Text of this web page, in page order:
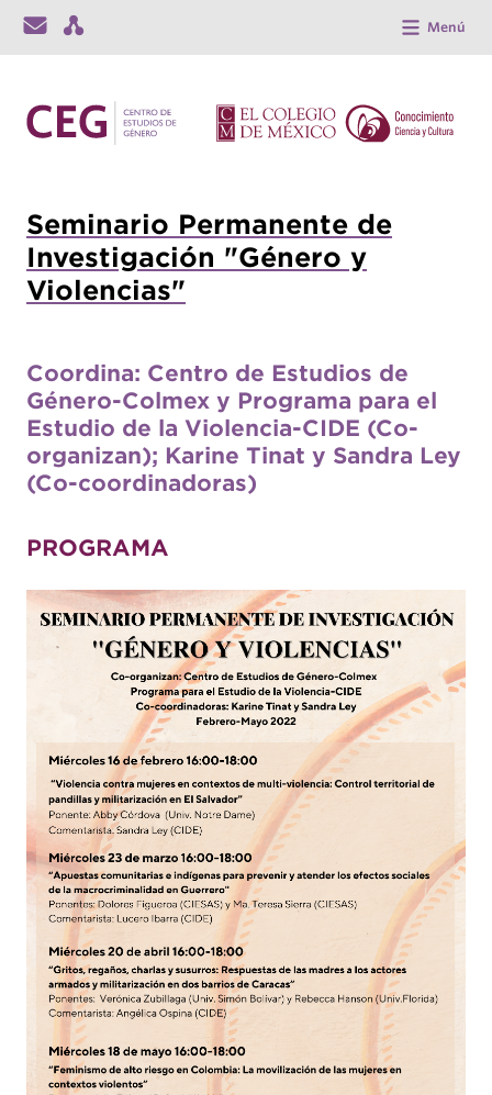
Menú
Seminario Permanente de
Investigación "Género y
Violencias"
Coordina: Centro de Estudios de
Género-Colmex y Programa para el
Estudio de la Violencia-CIDE (Co-
organizan); Karine Tinat y Sandra Ley
(Co-coordinadoras)
PROGRAMA